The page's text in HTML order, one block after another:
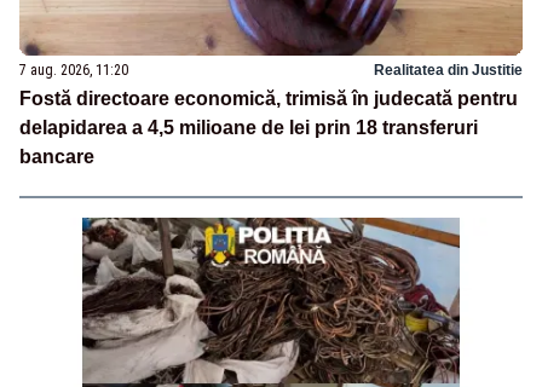
7 aug. 2026, 11:20 Realitatea din Justitie
Fostă directoare economică, trimisă în judecată pentru
delapidarea a 4,5 milioane de lei prin 18 transferuri
bancare